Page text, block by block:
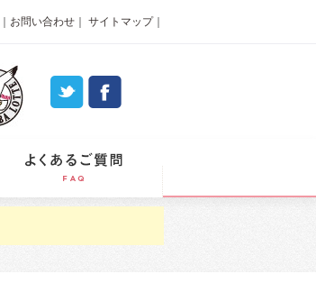
お問い合わせ サイトマップ｜